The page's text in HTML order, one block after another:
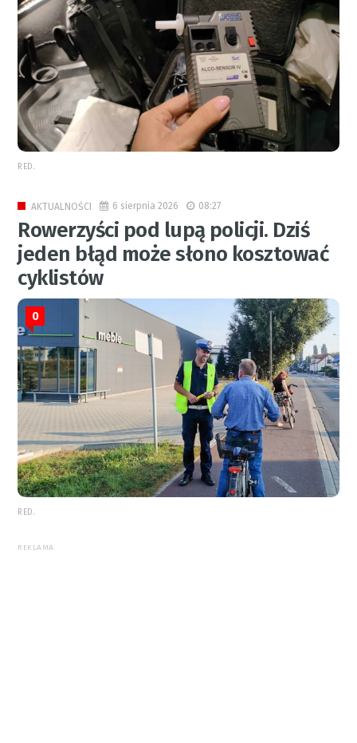
RED.
AKTUALNOŚCI 6 sierpnia 2026 08:27
Rowerzyści pod lupą policji. Dziś
jeden błąd może słono kosztować
cyklistów
0
RED.
REKLAMA